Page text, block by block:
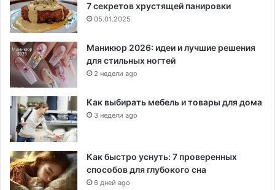
7 секретов хрустящей панировки
05.01.2025
Маникюр 2026: идеи и лучшие решения
для стильных ногтей
2 недели ago
Как выбирать мебель и товары для дома
3 недели ago
Как быстро уснуть: 7 проверенных
способов для глубокого сна
6 дней ago